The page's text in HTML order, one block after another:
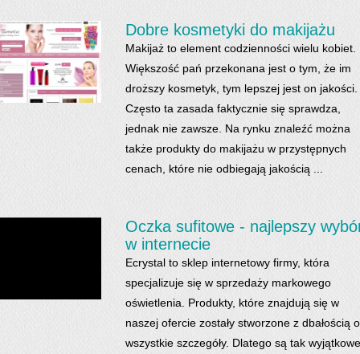
Dobre kosmetyki do makijażu
Makijaż to element codzienności wielu kobiet.
Większość pań przekonana jest o tym, że im
droższy kosmetyk, tym lepszej jest on jakości.
Często ta zasada faktycznie się sprawdza,
jednak nie zawsze. Na rynku znaleźć można
także produkty do makijażu w przystępnych
cenach, które nie odbiegają jakością ...
Oczka sufitowe - najlepszy
w internecie
Ecrystal to sklep internetowy firmy, która
specjalizuje się w sprzedaży markowego
oświetlenia. Produkty, które znajdują się w
naszej ofercie zostały stworzone z dbałością o
wszystkie szczegóły. Dlatego są tak